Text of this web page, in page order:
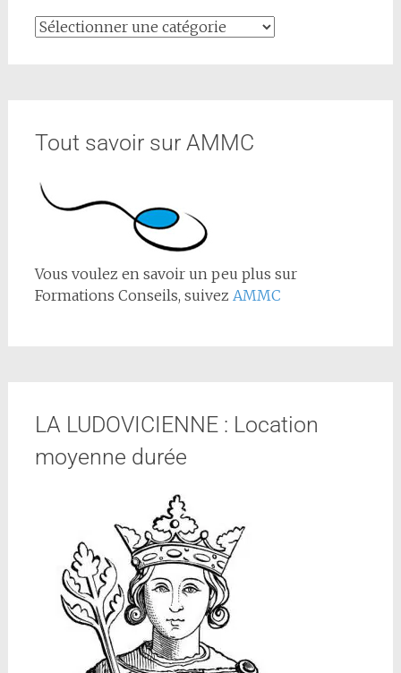
Tout savoir sur AMMC
Vous voulez en savoir un peu plus sur
Formations Conseils, suivez AMMC
LA LUDOVICIENNE : Location
moyenne durée